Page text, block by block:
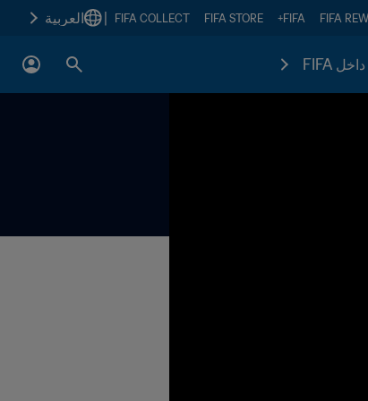
FIFA
FIFA+
FIFA STORE
FIFA COLLECT العربية
داخل FIFA